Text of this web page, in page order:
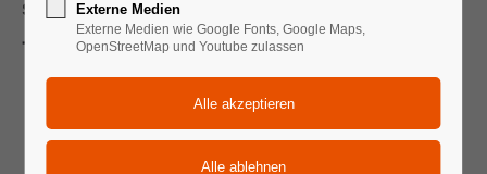
Seminardauer 2 Tage
Themen:
Einführung in die Proportionaltechnik
Unterscheidung Stetigventil - Schaltventil
Unterscheidung Proportioal-Strom, -Wege und
Externe Medien
Externe Medien wie Google Fonts, Google Maps,
OpenStreetMap und Youtube zulassen